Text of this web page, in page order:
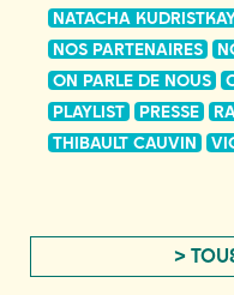
NATACHA
NOS PARTENAIRES
ON PARLE DE NOUS
PLAYLIST
PRESSE
THIBAULT CAUVIN
>